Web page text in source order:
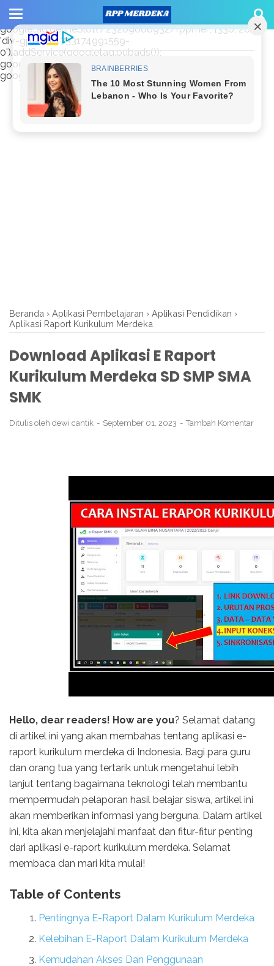
window.googletag = window.googletag || {cmd: []};
googletag.cmd.push(function() {
googletag.defineSlot('/23209888932/rppmer', [336, 280],
'div-gpt-ad-1733174991559-
0').addService(googletag.pubads());
googletag.pubads().enableSingleRequest();
googletag.enableServices(); });
Beranda › Aplikasi Pembelajaran › Aplikasi Pendidikan ›
Aplikasi Raport Kurikulum Merdeka
Download Aplikasi E Raport
Kurikulum Merdeka SD SMP SMA
SMK
Ditulis oleh dewi cantik September 01, 2023 Tambah Komentar
Hello, dear readers! How are you? Selamat datang
di artikel ini yang akan membahas tentang aplikasi e-
raport kurikulum merdeka di Indonesia. Bagi para guru
dan orang tua yang tertarik untuk mengetahui lebih
lanjut tentang bagaimana teknologi telah membantu
mempermudah pelaporan hasil belajar siswa, artikel ini
akan memberikan informasi yang berguna. Dalam artikel
ini, kita akan menjelajahi manfaat dan fitur-fitur penting
dari aplikasi e-raport kurikulum merdeka. Selamat
membaca dan mari kita mulai!
Table of Contents
Pentingnya E-Raport Dalam Kurikulum Merdeka
Kelebihan E-Raport Dalam Kurikulum Merdeka
Kemudahan Akses Dan Penggunaan